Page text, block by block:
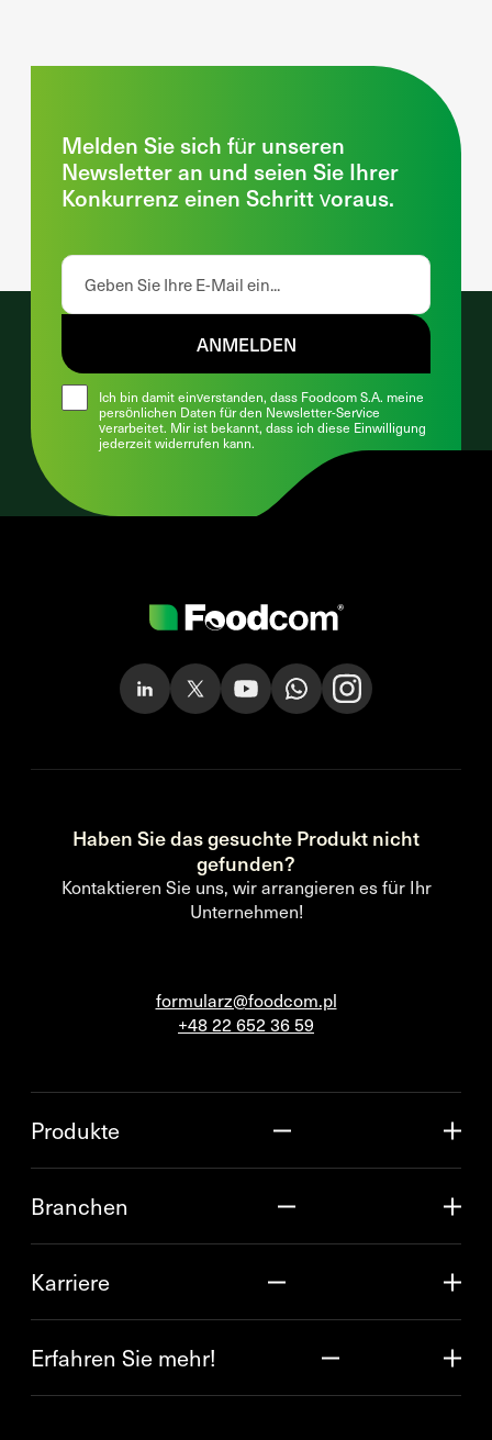
Melden Sie sich für unseren
Newsletter an und seien Sie Ihrer
Konkurrenz einen Schritt voraus.
Ich bin damit einverstanden, dass Foodcom S.A. meine
persönlichen Daten für den Newsletter-Service
verarbeitet. Mir ist bekannt, dass ich diese Einwilligung
jederzeit widerrufen kann.
ANMELDEN
Haben Sie das gesuchte Produkt nicht
gefunden?
Kontaktieren Sie uns, wir arrangieren es für Ihr
Unternehmen!
formularz@foodcom.pl
+48 22 652 36 59
Produkte
Branchen
Karriere
Erfahren Sie mehr!